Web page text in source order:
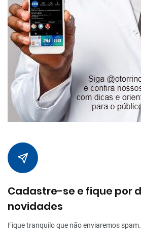
Cadastre-se e fique por
novidades
Fique tranquilo que não enviaremos spam.